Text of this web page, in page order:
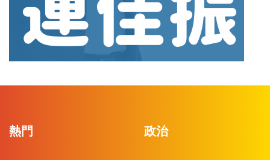
熱門 政治